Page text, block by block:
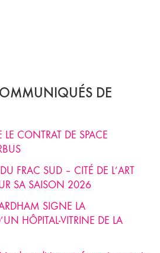
DE
CONTRAT DE SPACE
FRAC SUD – CITÉ DE L’ART
SA SAISON 2026
SIGNE LA
HÔPITAL-VITRINE DE LA